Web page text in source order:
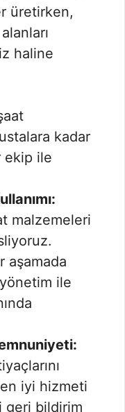
üretirken,
haline
kadar
ekip ile
malzemeleri
aşamada
ile
iyi hizmeti
geri bildirim